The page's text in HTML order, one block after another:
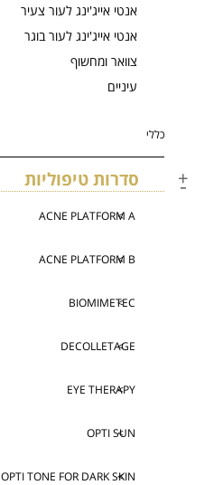
אנטי אייג'ינג לעור צעיר
אנטי אייג'ינג לעור בוגר
צוואר ומחשוף
עיניים
כללי
סדרות טיפוליות
ACNE PLATFORM A
ACNE PLATFORM B
BIOMIMETEC
DECOLLETAGE
EYE THERAPY
OPTI SUN
OPTI TONE FOR DARK SKIN